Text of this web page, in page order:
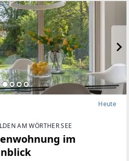
Heute
AM WÖRTHER SEE
im